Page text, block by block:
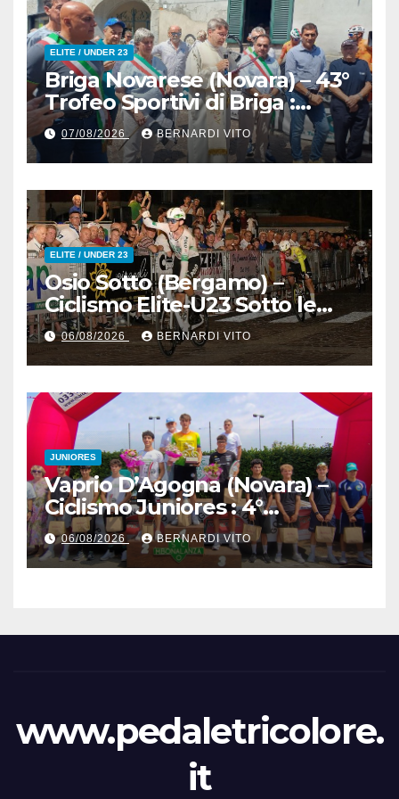
ELITE / UNDER 23
Briga Novarese (Novara) – 43°
Trofeo Sportivi di Briga :
Nicolò Arrighetti è ancora lui
il Re del Muro di San
Colombano
07/08/2026 BERNARDI VITO
ELITE / UNDER 23
Osio Sotto (Bergamo) –
Ciclismo Elite-U23 Sotto le
Stelle : Kevin Bertoncelli (SC
Padovani-Polo Cherry Bank)
su Andrea Biancalani
(Beltrami TSA Tre Colli)
06/08/2026 BERNARDI VITO
JUNIORES
Vaprio D’Agogna (Novara) –
Ciclismo Juniores : 4°
Memorial Pippo Fallarini al
valsusano Graziano Paolo
Marangon (Team Guerrini –
06/08/2026 BERNARDI VITO
www.pedaletricolore.
it